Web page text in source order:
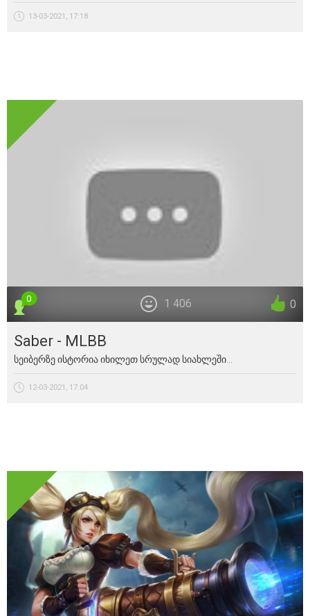
13-03-2021, 17:18
0
1 406
0
Saber - MLBB
სეიბერზე ისტორია იხილეთ სრულად სიახლეში...
12-03-2021, 17:04